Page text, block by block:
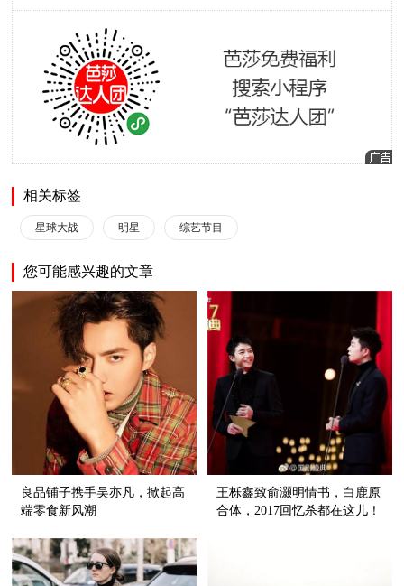
相关标签
星球大战 明星 综艺节目
您可能感兴趣的文章
良品铺子携手吴亦凡，掀起高
端零食新风潮
王栎鑫致俞灏明情书，白鹿原
合体，2017回忆杀都在这儿！